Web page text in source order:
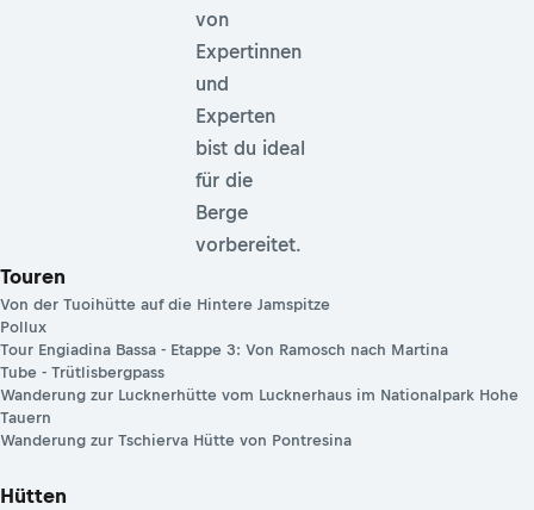
von
Expertinnen
und
Experten
bist du ideal
für die
Berge
vorbereitet.
Touren
Von der Tuoihütte auf die Hintere Jamspitze
Pollux
Tour Engiadina Bassa - Etappe 3: Von Ramosch nach Martina
Tube - Trütlisbergpass
Wanderung zur Lucknerhütte vom Lucknerhaus im Nationalpark Hohe
Tauern
Wanderung zur Tschierva Hütte von Pontresina
Hütten